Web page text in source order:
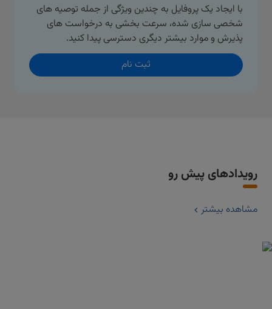
با ایجاد یک پروفایل به چندین ویژگی از جمله توصیه های
شخصی سازی شده، سرعت بخشی به درخواست های
پذیرش و موارد بیشتر دیگری دسترسی پیدا کنید.
ثبت نام
رویدادهای پیش رو
مشاهده بیشتر